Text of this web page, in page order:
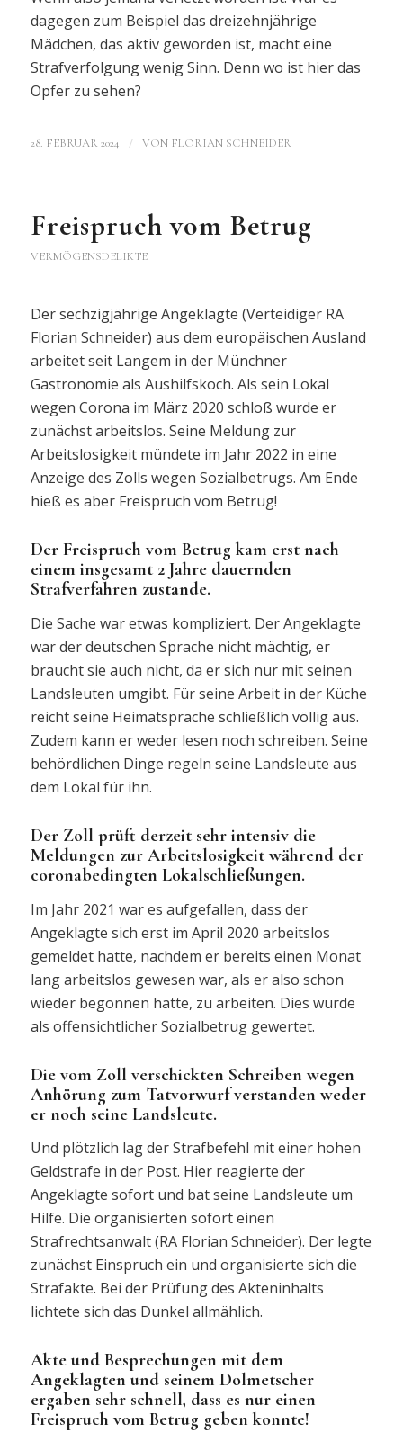
dagegen zum Beispiel das dreizehnjährige
Mädchen, das aktiv geworden ist, macht eine
Strafverfolgung wenig Sinn. Denn wo ist hier das
Opfer zu sehen?
28. FEBRUAR 2024 / VON FLORIAN SCHNEIDER
Freispruch vom Betrug
VERMÖGENSDELIKTE
Der sechzigjährige Angeklagte (Verteidiger RA
Florian Schneider) aus dem europäischen Ausland
arbeitet seit Langem in der Münchner
Gastronomie als Aushilfskoch. Als sein Lokal
wegen Corona im März 2020 schloß wurde er
zunächst arbeitslos. Seine Meldung zur
Arbeitslosigkeit mündete im Jahr 2022 in eine
Anzeige des Zolls wegen Sozialbetrugs. Am Ende
hieß es aber Freispruch vom Betrug!
Der Freispruch vom Betrug kam erst nach
einem insgesamt 2 Jahre dauernden
Strafverfahren zustande.
Die Sache war etwas kompliziert. Der Angeklagte
war der deutschen Sprache nicht mächtig, er
braucht sie auch nicht, da er sich nur mit seinen
Landsleuten umgibt. Für seine Arbeit in der Küche
reicht seine Heimatsprache schließlich völlig aus.
Zudem kann er weder lesen noch schreiben. Seine
behördlichen Dinge regeln seine Landsleute aus
dem Lokal für ihn.
Der Zoll prüft derzeit sehr intensiv die
Meldungen zur Arbeitslosigkeit während der
coronabedingten Lokalschließungen.
Im Jahr 2021 war es aufgefallen, dass der
Angeklagte sich erst im April 2020 arbeitslos
gemeldet hatte, nachdem er bereits einen Monat
lang arbeitslos gewesen war, als er also schon
wieder begonnen hatte, zu arbeiten. Dies wurde
als offensichtlicher Sozialbetrug gewertet.
Die vom Zoll verschickten Schreiben wegen
Anhörung zum Tatvorwurf verstanden weder
er noch seine Landsleute.
Und plötzlich lag der Strafbefehl mit einer hohen
Geldstrafe in der Post. Hier reagierte der
Angeklagte sofort und bat seine Landsleute um
Hilfe. Die organisierten sofort einen
Strafrechtsanwalt (RA Florian Schneider). Der legte
zunächst Einspruch ein und organisierte sich die
Strafakte. Bei der Prüfung des Akteninhalts
lichtete sich das Dunkel allmählich.
Akte und Besprechungen mit dem
Angeklagten und seinem Dolmetscher
ergaben sehr schnell, dass es nur einen
Freispruch vom Betrug geben konnte!